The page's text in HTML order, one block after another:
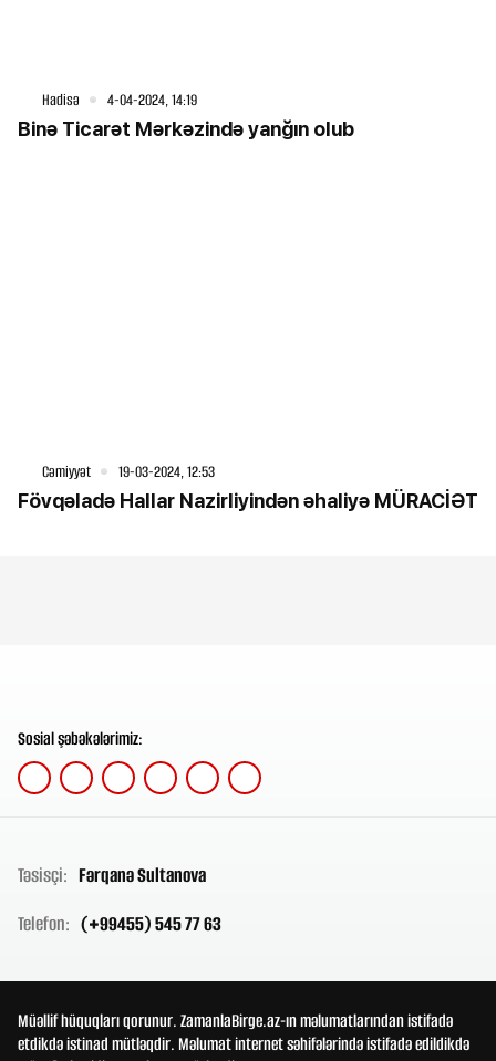
Hadisə 4-04-2024, 14:19
Binə Ticarət Mərkəzində yanğın olub
Cəmiyyət 19-03-2024, 12:53
Fövqəladə Hallar Nazirliyindən əhaliyə MÜRACİƏT
Sosial şəbəkələrimiz:
Təsisçi: Fərqanə Sultanova
Telefon: (+99455) 545 77 63
Müəllif hüquqları qorunur. ZamanlaBirge.az-ın məlumatlarından istifadə
etdikdə istinad mütləqdir. Məlumat internet səhifələrində istifadə edildikdə